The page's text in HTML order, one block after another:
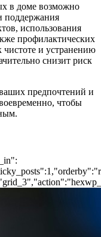
в доме возможно
поддержания
использования
профилактических
чистоте и устранению
снизит риск
предпочтений и
чтобы